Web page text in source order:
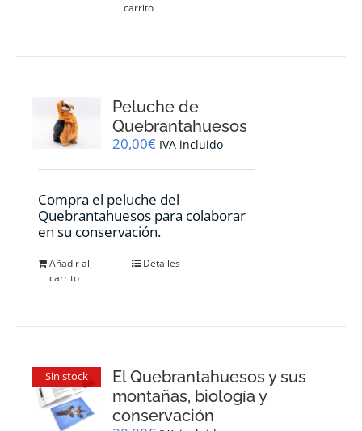
carrito
Peluche de
Quebrantahuesos
20,00€ IVA incluido
Compra el peluche del
Quebrantahuesos para colaborar
en su conservación.
Añadir al
carrito
Detalles
Sin stock
El Quebrantahuesos y sus
montañas, biología y
conservación